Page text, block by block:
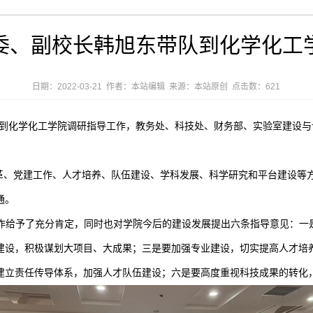
、副校长韩旭东带队到化学化工
日期：2022-03-21 作者：本站编辑 来源：本站原创 点击数：621
化学化工学院调研指导工作，教务处、科技处、财务部、实验室建设
党建工作、人才培养、队伍建设、学科发展、科学研究和平台建设
予了充分肯定，同时也对学院今后的建设发展提出六条指导意见：
，积极谋划大项目、大成果；三是要加强专业建设，切实提高人才
责任传导体系，加强人才队伍建设；六是要高度重视科技成果的转化